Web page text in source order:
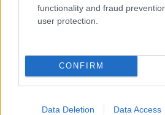
functionality and fraud
user protection.
CONFIRM
Data Deletion Data Access
közönségtapsoltatás is.
Fotó: Vanik Zoltán / Velvet
Jön még